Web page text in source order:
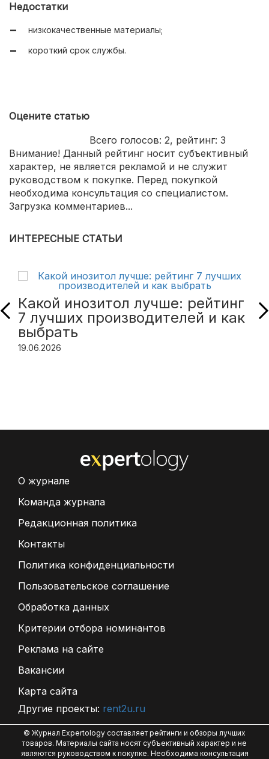
Недостатки
низкокачественные материалы;
короткий срок службы.
Оцените статью
Всего голосов: 2, рейтинг: 3
Внимание! Данный рейтинг носит субъективный
характер, не является рекламой и не служит
руководством к покупке. Перед покупкой
необходима консультация со специалистом.
Загрузка комментариев...
ИНТЕРЕСНЫЕ СТАТЬИ
Какой инозитол лучше: рейтинг
7 лучших производителей и как
выбрать
19.06.2026
О журнале
Команда журнала
Редакционная политика
Контакты
Политика конфиденциальности
Пользовательское соглашение
Обработка данных
Критерии отбора номинантов
Реклама на сайте
Вакансии
Карта сайта
Другие проекты: rent2u.ru
© Журнал Expertology составляет рейтинги и обзоры лучших
товаров. Материалы сайта носят субъективный характер и не
являются руководством к покупке. Необходима консультация